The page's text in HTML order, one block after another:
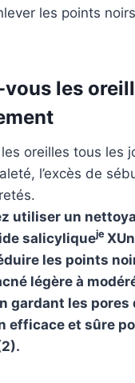
les points
vous les
oreilles tous les
l’excès de
utiliser un
salicyliqueje
les points
légère à
gardant les pores
efficace et sûre